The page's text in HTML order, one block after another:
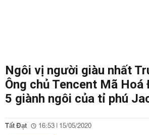
Ngôi vị người giàu nhất
Ông chủ Tencent Mã
5 giành ngôi của tỉ phú
Tất Đạt 16:53 | 15/05/2020